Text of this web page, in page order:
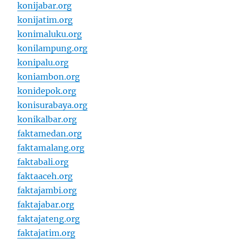
konijabar.org
konijatim.org
konimaluku.org
konilampung.org
konipalu.org
koniambon.org
konidepok.org
konisurabaya.org
konikalbar.org
faktamedan.org
faktamalang.org
faktabali.org
faktaaceh.org
faktajambi.org
faktajabar.org
faktajateng.org
faktajatim.org